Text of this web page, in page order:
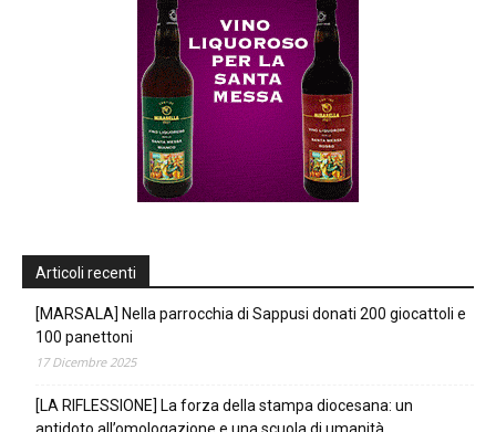
Articoli recenti
[MARSALA] Nella parrocchia di Sappusi donati 200 giocattoli e
100 panettoni
17 Dicembre 2025
[LA RIFLESSIONE] La forza della stampa diocesana: un